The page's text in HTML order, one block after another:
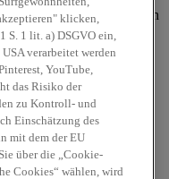
ab, sondern werden
Faktoren
hauptsächlich
und die CO₂-
neuen Pkw-Modelle
an dem Pkw
ist auch
klicken,
S. 1 lit. a) DSGVO ein,
verarbeitet werden
YouTube,
das Risiko der
zu Kontroll- und
Einschätzung des
mit dem der EU
über die „Cookie-
Cookies“ wählen, wird